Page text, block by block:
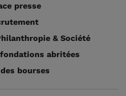
presse
& Société
abritées
bourses